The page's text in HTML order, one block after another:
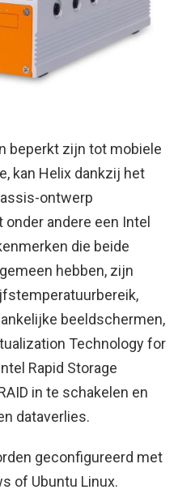
beperkt zijn tot mobiele
kan Helix dankzij het
ontwerp
andere een Intel
die beide
hebben, zijn
beeldschermen,
Technology for
Rapid Storage
in te schakelen en
dataverlies.
geconfigureerd met
of Ubuntu Linux.